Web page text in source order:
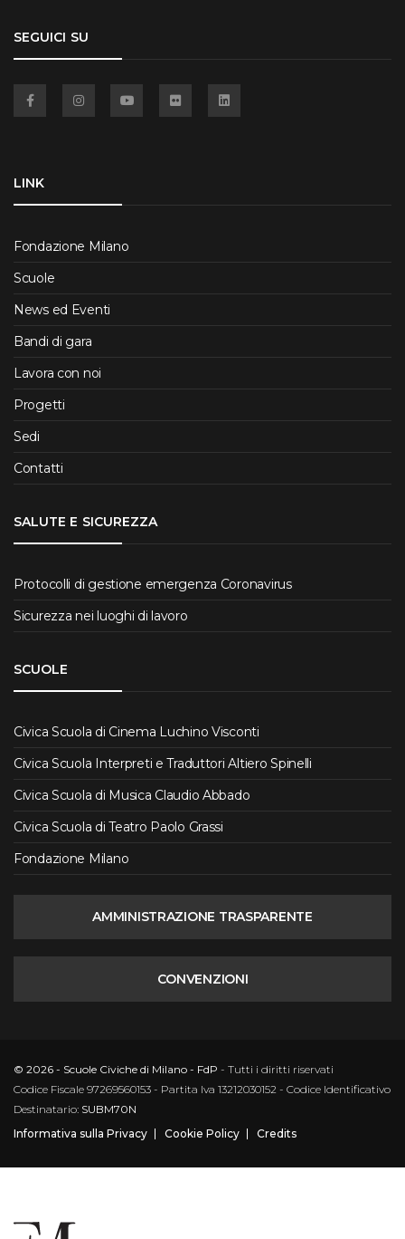
SEGUICI SU
LINK
Fondazione Milano
Scuole
News ed Eventi
Bandi di gara
Lavora con noi
Progetti
Sedi
Contatti
SALUTE E SICUREZZA
Protocolli di gestione emergenza Coronavirus
Sicurezza nei luoghi di lavoro
SCUOLE
Civica Scuola di Cinema Luchino Visconti
Civica Scuola Interpreti e Traduttori Altiero Spinelli
Civica Scuola di Musica Claudio Abbado
Civica Scuola di Teatro Paolo Grassi
Fondazione Milano
AMMINISTRAZIONE TRASPARENTE
CONVENZIONI
© 2026 - Scuole Civiche di Milano - FdP - Tutti i diritti riservati
Codice Fiscale 97269560153 - Partita Iva 13212030152 - Codice Identificativo
Destinatario: SUBM70N
Informativa sulla Privacy
Cookie Policy Credits